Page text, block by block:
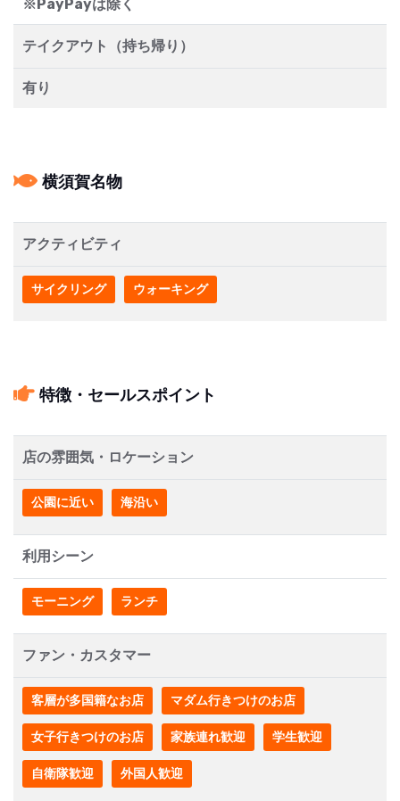
※PayPayは除く
テイクアウト（持ち帰り）
有り
横須賀名物
アクティビティ
サイクリング ウォーキング
特徴・セールスポイント
店の雰囲気・ロケーション
公園に近い 海沿い
利用シーン
モーニング ランチ
ファン・カスタマー
客層が多国籍なお店 マダム行きつけのお店
女子行きつけのお店 家族連れ歓迎 学生歓迎
自衛隊歓迎 外国人歓迎